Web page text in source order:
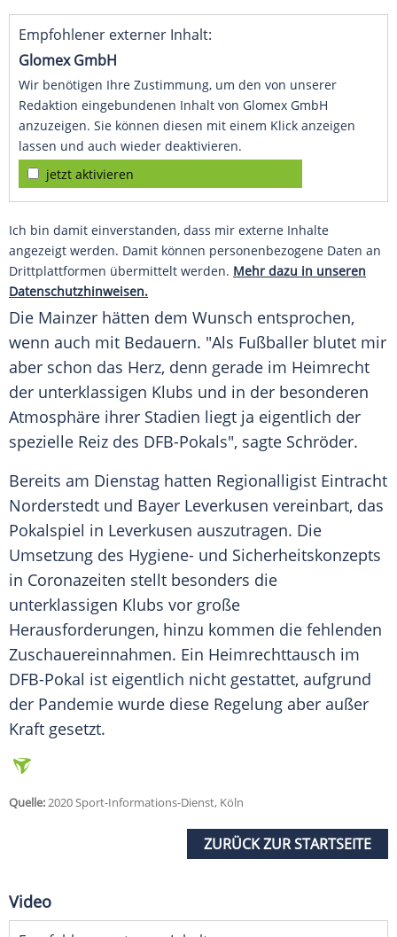
Empfohlener externer Inhalt:
Glomex GmbH
Wir benötigen Ihre Zustimmung, um den von unserer
Redaktion eingebundenen Inhalt von Glomex GmbH
anzuzeigen. Sie können diesen mit einem Klick anzeigen
lassen und auch wieder deaktivieren.
jetzt aktivieren
Ich bin damit einverstanden, dass mir externe Inhalte
angezeigt werden. Damit können personenbezogene Daten an
Drittplattformen übermittelt werden. Mehr dazu in unseren
Datenschutzhinweisen.
Die Mainzer hätten dem Wunsch entsprochen,
wenn auch mit Bedauern. "Als Fußballer blutet mir
aber schon das Herz, denn gerade im Heimrecht
der unterklassigen Klubs und in der besonderen
Atmosphäre ihrer Stadien liegt ja eigentlich der
spezielle Reiz des DFB-Pokals", sagte Schröder.
Bereits am Dienstag hatten Regionalligist Eintracht
Norderstedt und Bayer Leverkusen vereinbart, das
Pokalspiel in Leverkusen auszutragen. Die
Umsetzung des Hygiene- und Sicherheitskonzepts
in Coronazeiten stellt besonders die
unterklassigen Klubs vor große
Herausforderungen, hinzu kommen die fehlenden
Zuschauereinnahmen. Ein Heimrechttausch im
DFB-Pokal ist eigentlich nicht gestattet, aufgrund
der Pandemie wurde diese Regelung aber außer
Kraft gesetzt.
Quelle:2020 Sport-Informations-Dienst, Köln
ZURÜCK ZUR STARTSEITE
Video